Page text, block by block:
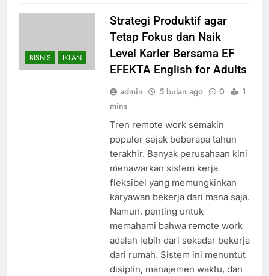
BISNIS IKLAN
Strategi Produktif agar
Tetap Fokus dan Naik
Level Karier Bersama EF
EFEKTA English for Adults
admin 5 bulan ago 0
1
mins
Tren remote work semakin
populer sejak beberapa tahun
terakhir. Banyak perusahaan kini
menawarkan sistem kerja
fleksibel yang memungkinkan
karyawan bekerja dari mana saja.
Namun, penting untuk
memahami bahwa remote work
adalah lebih dari sekadar bekerja
dari rumah. Sistem ini menuntut
disiplin, manajemen waktu, dan